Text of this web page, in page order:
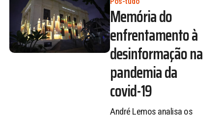
Memória do
enfrentamento à
desinformação na
pandemia da
covid-19
André Lemos analisa os